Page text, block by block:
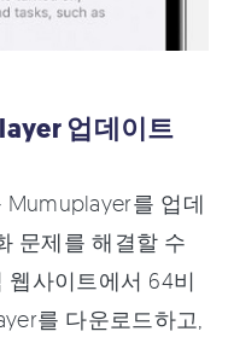
업데이트
Mumuplayer를 업데
문제를 해결할 수
사이트에서 64비
를 다운로드하고,